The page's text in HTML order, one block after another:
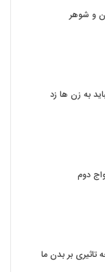
و شوهر
به زن ها زد
دوم
بر بدن ما